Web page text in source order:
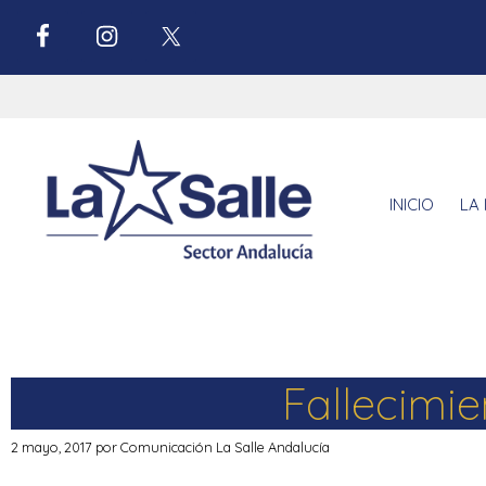
INICIO LA
2 mayo, 2017 porComunicación La Salle Andalucía